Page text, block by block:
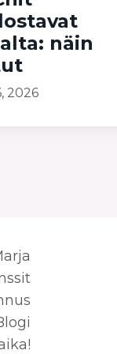
näin
2026